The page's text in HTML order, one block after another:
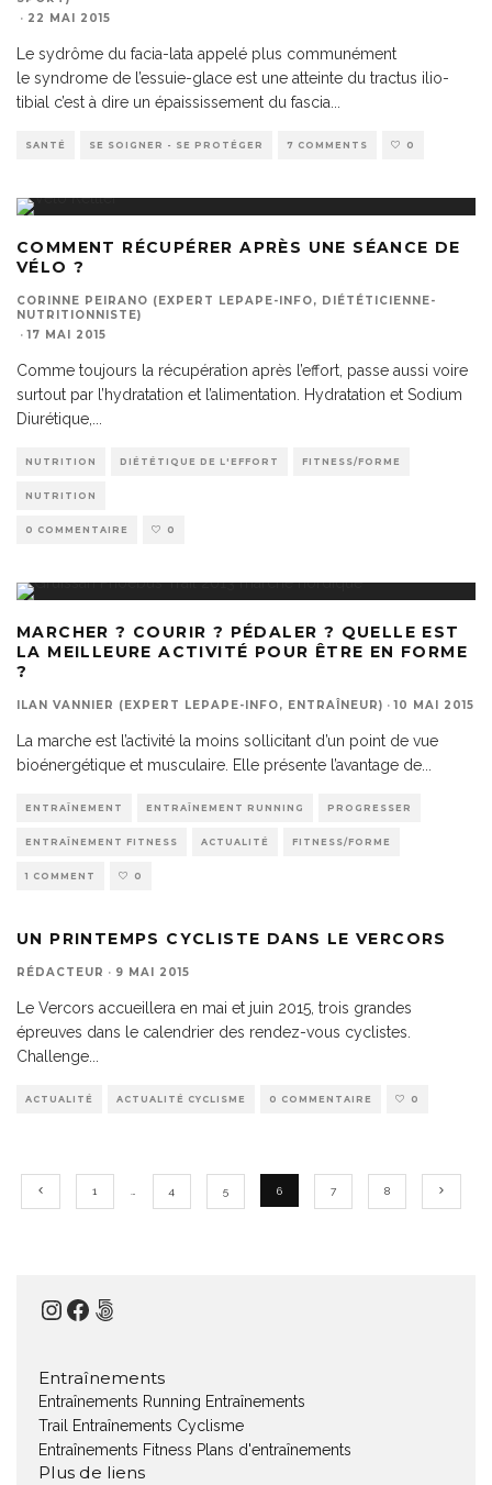
· 22 MAI 2015
Le sydrôme du facia-lata appelé plus communément
le syndrome de l’essuie-glace est une atteinte du tractus ilio-
tibial c’est à dire un épaississement du fascia
SANTÉ SE SOIGNER - SE PROTÉGER 7 COMMENTS 0
COMMENT RÉCUPÉRER APRÈS UNE SÉANCE DE
VÉLO ?
CORINNE PEIRANO (EXPERT LEPAPE-INFO, DIÉTÉTICIENNE-
NUTRITIONNISTE)
· 17 MAI 2015
Comme toujours la récupération après l’effort, passe aussi voire
surtout par l’hydratation et l’alimentation. Hydratation et Sodium
Diurétique,
NUTRITION DIÉTÉTIQUE DE L'EFFORT FITNESS/FORME
NUTRITION
0 COMMENTAIRE 0
MARCHER ? COURIR ? PÉDALER ? QUELLE EST
LA MEILLEURE ACTIVITÉ POUR ÊTRE EN FORME
?
ILAN VANNIER (EXPERT LEPAPE-INFO, ENTRAÎNEUR) · 10 MAI 2015
La marche est l’activité la moins sollicitant d’un point de vue
bioénergétique et musculaire. Elle présente l’avantage de
ENTRAÎNEMENT ENTRAÎNEMENT RUNNING PROGRESSER
ENTRAÎNEMENT FITNESS ACTUALITÉ FITNESS/FORME
1 COMMENT 0
UN PRINTEMPS CYCLISTE DANS LE VERCORS
RÉDACTEUR · 9 MAI 2015
Le Vercors accueillera en mai et juin 2015, trois grandes
épreuves dans le calendrier des rendez-vous cyclistes.
Challenge
ACTUALITÉ ACTUALITÉ CYCLISME 0 COMMENTAIRE 0
1 4 5 6 7 8
Instagram
Facebook
500px
Entraînements
Entraînements Running Entraînements
Trail
Entraînements Cyclisme
Entraînements Fitness Plans d'entraînements
Plus de liens